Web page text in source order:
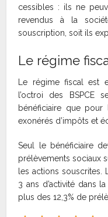
cessibles : ils ne
revendus à la
souscription, soit ils
Le régime
Le régime fiscal est
l’octroi des
bénéficiaire que
exonérés d’impôts et
Seul le bénéficiaire
prélèvements sociaux
les actions souscrites.
3 ans d’activité dans
plus des 12,3% de